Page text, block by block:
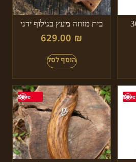
בית מזוזה מעץ בגילוף ידני
629.00 ₪
Save
Save